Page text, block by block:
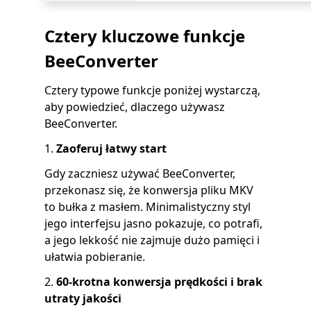
Cztery kluczowe funkcje
BeeConverter
Cztery typowe funkcje poniżej wystarczą,
aby powiedzieć, dlaczego używasz
BeeConverter.
1. Zaoferuj łatwy start
Gdy zaczniesz używać BeeConverter,
przekonasz się, że konwersja pliku MKV
to bułka z masłem. Minimalistyczny styl
jego interfejsu jasno pokazuje, co potrafi,
a jego lekkość nie zajmuje dużo pamięci i
ułatwia pobieranie.
2. 60-krotna konwersja prędkości i brak
utraty jakości